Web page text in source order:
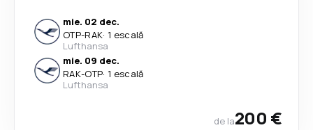
mie. 02 dec.
OTP-RAK· 1 escală
Lufthansa
mie. 09 dec.
RAK-OTP· 1 escală
Lufthansa
de la200 €